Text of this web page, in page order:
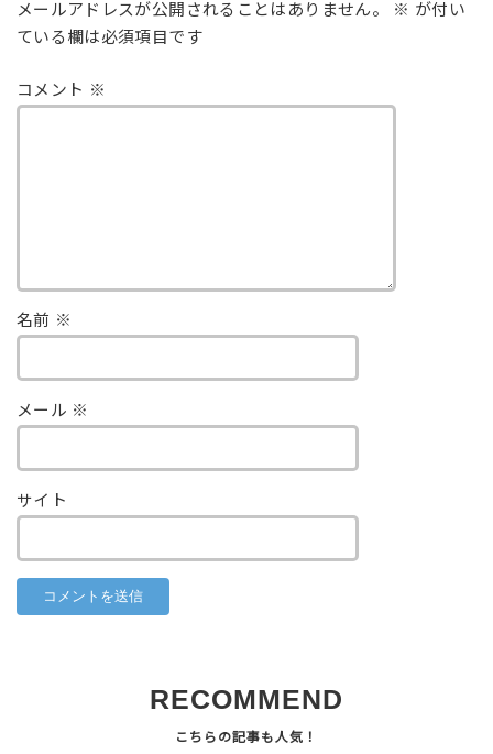
メールアドレスが公開されることはありません。 ※ が付い
ている欄は必須項目です
コメント ※
名前 ※
メール ※
サイト
RECOMMEND